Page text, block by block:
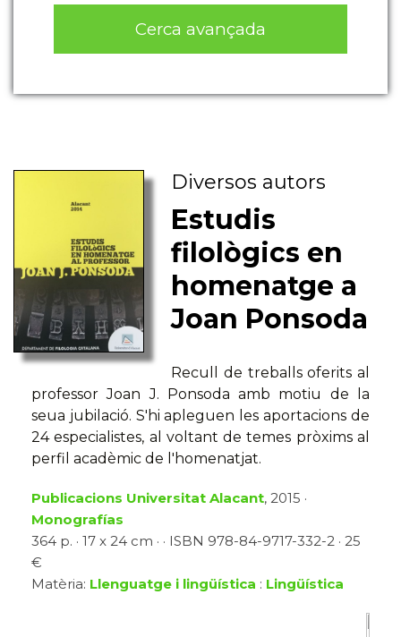
Cerca avançada
Diversos autors
Estudis
filològics en
homenatge a
Joan Ponsoda
Recull de treballs oferits al
professor Joan J. Ponsoda amb motiu de la
seua jubilació. S'hi apleguen les aportacions de
24 especialistes, al voltant de temes pròxims al
perfil acadèmic de l'homenatjat.
Publicacions Universitat Alacant, 2015 ·
Monografías
364 p. · 17 x 24 cm · · ISBN 978-84-9717-332-2 · 25
€
Matèria: Llenguatge i lingüística : Lingüística